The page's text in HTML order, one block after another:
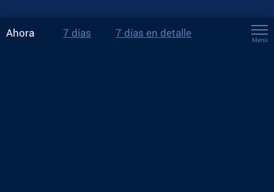
Ahora 7 días 7 días en detalle
Menú